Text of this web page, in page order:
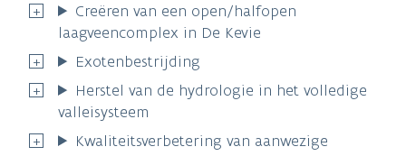
Creëren van een open/halfopen
laagveencomplex in De Kevie
Exotenbestrijding
Herstel van de hydrologie in het volledige
valleisysteem
Kwaliteitsverbetering van aanwezige